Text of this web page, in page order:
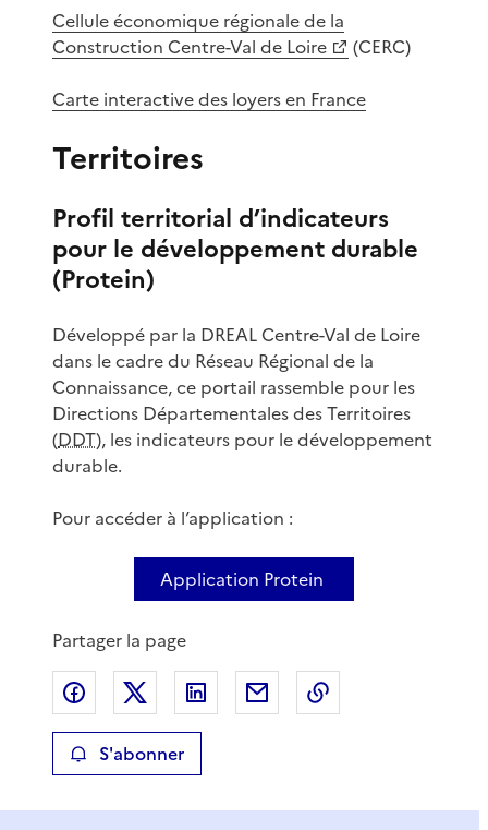
Cellule économique régionale de la
Construction Centre-Val de Loire
(CERC)
Carte interactive des loyers en France
Territoires
Profil territorial d’indicateurs
pour le développement durable
(Protein)
Développé par la DREAL Centre-Val de Loire
dans le cadre du Réseau Régional de la
Connaissance, ce portail rassemble pour les
Directions Départementales des Territoires
(DDT), les indicateurs pour le développement
durable.
Pour accéder à l’application :
Application Protein
Partager la page
Partager sur Facebook
Partager sur XPartager sur LinkedIn
Partager par email
S'abonner